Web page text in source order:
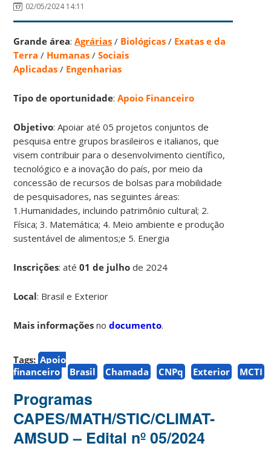
02/05/2024 14:11
Grande área:Agrárias / Biológicas / Exatas e da
Terra / Humanas /Sociais
Aplicadas / Engenharias
Tipo de oportunidade:Apoio Financeiro
Objetivo: Apoiar até 05 projetos conjuntos de
pesquisa entre grupos brasileiros e italianos, que
visem contribuir para o desenvolvimento científico,
tecnológico e a inovação do país, por meio da
concessão de recursos de bolsas para mobilidade
de pesquisadores, nas seguintes áreas:
1.Humanidades, incluindo patrimônio cultural; 2.
Física; 3. Matemática; 4. Meio ambiente e produção
sustentável de alimentos;e 5. Energia
Inscrições: até01 de julhode 2024
Local: Brasil e Exterior
Mais informações nodocumento.
Tags: Apoio
financeiro
Brasil Chamada CNPq Exterior MCTI
Programas
CAPES/MATH/STIC/CLIMAT-
AMSUD – Edital nº 05/2024